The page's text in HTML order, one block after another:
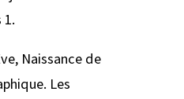
1.
Naissance de
Les